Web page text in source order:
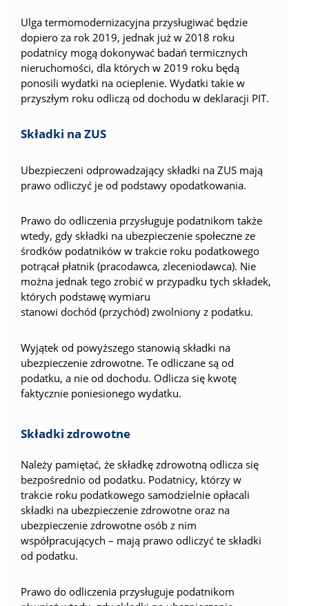
Ulga termomodernizacyjna przysługiwać będzie
dopiero za rok 2019, jednak już w 2018 roku
podatnicy mogą dokonywać badań termicznych
nieruchomości, dla których w 2019 roku będą
ponosili wydatki na ocieplenie. Wydatki takie w
przyszłym roku odliczą od dochodu w deklaracji PIT.
Składki na ZUS
Ubezpieczeni odprowadzający składki na ZUS mają
prawo odliczyć je od podstawy opodatkowania.
Prawo do odliczenia przysługuje podatnikom także
wtedy, gdy składki na ubezpieczenie społeczne ze
środków podatników w trakcie roku podatkowego
potrącał płatnik (pracodawca, zleceniodawca). Nie
można jednak tego zrobić w przypadku tych składek,
których podstawę wymiaru
stanowi dochód (przychód) zwolniony z podatku.
Wyjątek od powyższego stanowią składki na
ubezpieczenie zdrowotne. Te odliczane są od
podatku, a nie od dochodu. Odlicza się kwotę
faktycznie poniesionego wydatku.
Składki zdrowotne
Należy pamiętać, że składkę zdrowotną odlicza się
bezpośrednio od podatku. Podatnicy, którzy w
trakcie roku podatkowego samodzielnie opłacali
składki na ubezpieczenie zdrowotne oraz na
ubezpieczenie zdrowotne osób z nim
współpracujących – mają prawo odliczyć te składki
od podatku.
Prawo do odliczenia przysługuje podatnikom